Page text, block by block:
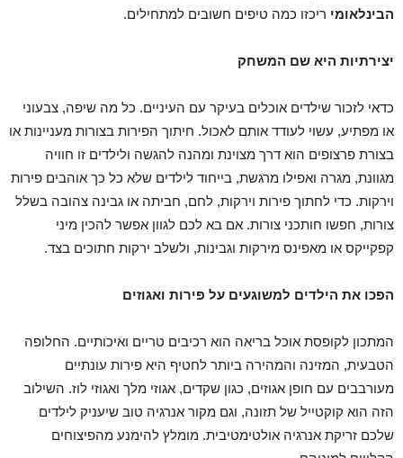
הבינלאומי ריכזו כמה טיפים חשובים למתחילים.
יצירתיות היא שם המשחק
כדאי לזכור שילדים אוכלים בעיקר עם העיניים. כל מה שיפה, צבעוני
או מפתיע, עשוי לעודד אותם לאכול. חיתוך הפירות בצורות מעניינות או
בצורת פרצופים הוא דרך מצוינת ומהנה להגשה ולילדים זו חוויה
מגוונת, מגרה ואפילו מרגשת, בייחוד לילדים שלא כל כך אוהבים פירות
וירקות. כדי לחתוך פירות וירקות, לחם, חביתה או גבינה צהובה בשלל
צורות, חפשו חותכני צורות. אם בא לכם לגוון אפשר להכין מיני
קפקייקס או מאפינס מירקות וגבינות, ולשלב ירקות חתוכים בצד.
הפכו את הילדים למשוגעים על פירות ואגוזים
המתכון לקופסת אוכל בריאה הוא רכיבים טריים ואיכותיים. החלופה
הטבעית, המזינה והמהירה ביותר לחטיף היא פירות עונתיים
מעורבבים עם חופן אגוזים, כגון שקדים, אגוזי מלך ואגוזי לוז. השילוב
הזה הוא קוקטייל של תזונה, וגם מקור אנרגיה טוב שיעניק לילדים
שלכם זריקת אנרגיה אולטימטיבית. מומלץ להימנע מהפיצוחים